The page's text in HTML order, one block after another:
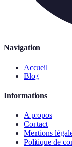
Navigation
Accueil
Blog
Informations
A propos
Contact
Mentions
Politique de